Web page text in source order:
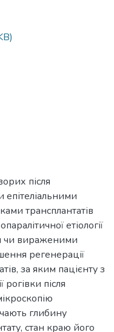
після
трансплантатів
етіології
чи вираженими
регенерації
за яким пацієнту з
рогівки після
глибину
стан краю його